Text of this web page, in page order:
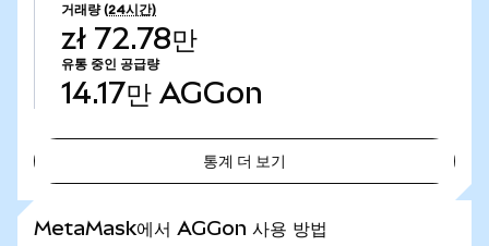
거래량 (24시간)
zł 72.78만
유통 중인 공급량
14.17만 AGGon
통계 더 보기
MetaMask에서 AGGon 사용 방법